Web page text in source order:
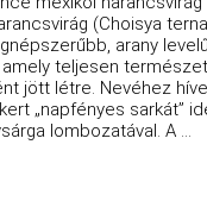
(Choisya
arany levelű
teljesen
jött létre. Nevéhez
„napfényes sarkát”
lombozatával. A ...